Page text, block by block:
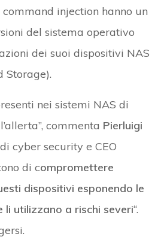
injection hanno un
del sistema operativo
dei suoi dispositivi NAS
Storage).
nei sistemi NAS di
commenta Pierluigi
cyber security e CEO
di compromettere
dispositivi esponendo le
li utilizzano a rischi severi“.